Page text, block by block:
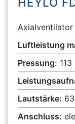
Axialventilator
Luftleistung
Pressung: 113
Lautstärke:
Anschluss: